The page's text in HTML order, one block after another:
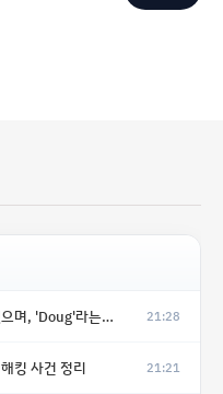
씬 더 큰 모델을 활발히 개발 중 21:28
킹 사건 정리 21:21